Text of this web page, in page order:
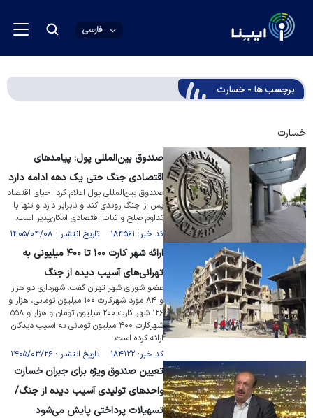
فارسی
برچسب ها - خسارت
خسارت
صندوق بین‌المللی پول: پیامد‌های
اقتصادی جنگ حتی یک دهه ادامه دارد
صندوق بین‌المللی پول اعلام کرد احیای اقتصاد
پس از جنگ روندی کند و نابرابر دارد و تنها با
تداوم صلح و ثبات اقتصادی امکان‌پذیر است.
کد خبر: ۱۸۴۵۶۱ تاریخ انتشار : ۱۴۰۵/۰۴/۰۸
ارائه شهر کارت ۱۰۰ تا ۴۰۰ میلیونی به
تهرانی‌های آسیب دیده از جنگ
عضو شورای شهر تهران گفت: شهرداری دو هزار
و ۸۴ مورد شهرکارت ۱۰۰ میلیون تومانی، هزار و
۱۲۶ شهر کارت ۲۰۰ میلیون تومان و هزار و ۵۵۸
شهرکارت ۴۰۰ میلیون تومانی به آسیب دیدگان
ارائه کرده است.
کد خبر: ۱۸۴۱۲۲ تاریخ انتشار : ۱۴۰۵/۰۳/۲۶
تعیین صندوق ویژه برای جبران خسارت
واحد‌های تولیدی آسیب دیده از جنگ/
تسهیلات پرداختی پایش می‌شود